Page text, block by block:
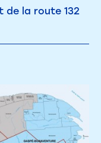
de la route 132